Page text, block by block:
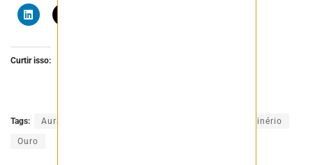
Curtir isso:
Tags: Aura Minerals minério
Ouro